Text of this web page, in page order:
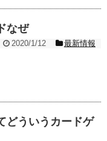
なぜ
2020/1/12
最新情報
どういうカードゲ